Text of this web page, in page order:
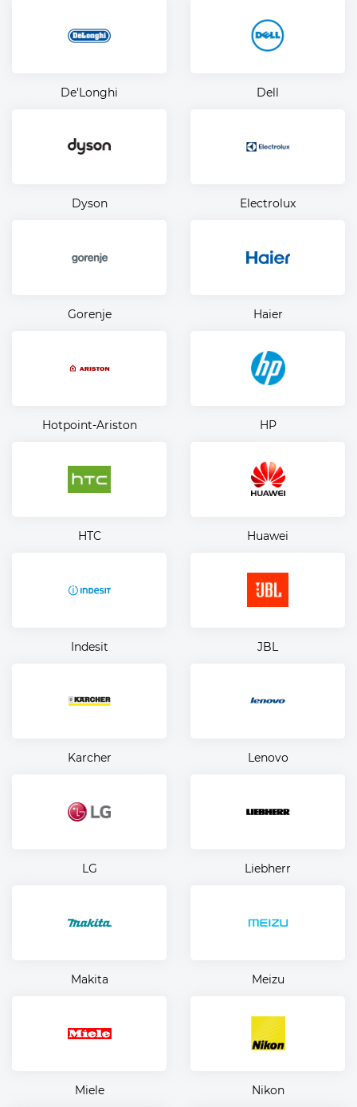
De'Longhi Dell
Dyson Electrolux
Gorenje Haier
Hotpoint-Ariston HP
HTC Huawei
Indesit JBL
Karcher Lenovo
LG Liebherr
Makita Meizu
Miele Nikon